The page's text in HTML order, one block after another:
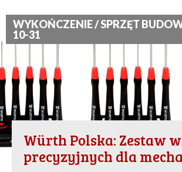
WYKOŃCZENIE / SPRZĘT
10-31
Würth Polska: Zestaw
precyzyjnych dla